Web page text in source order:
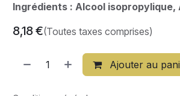
Ingrédients : Alcool isopropylique,
8,18€(Toutes taxes comprises)
Ajouter au